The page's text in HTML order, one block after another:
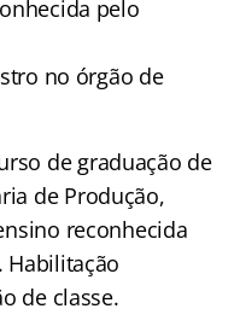
pelo
no órgão de
de graduação de
de Produção,
reconhecida
Habilitação
de classe.